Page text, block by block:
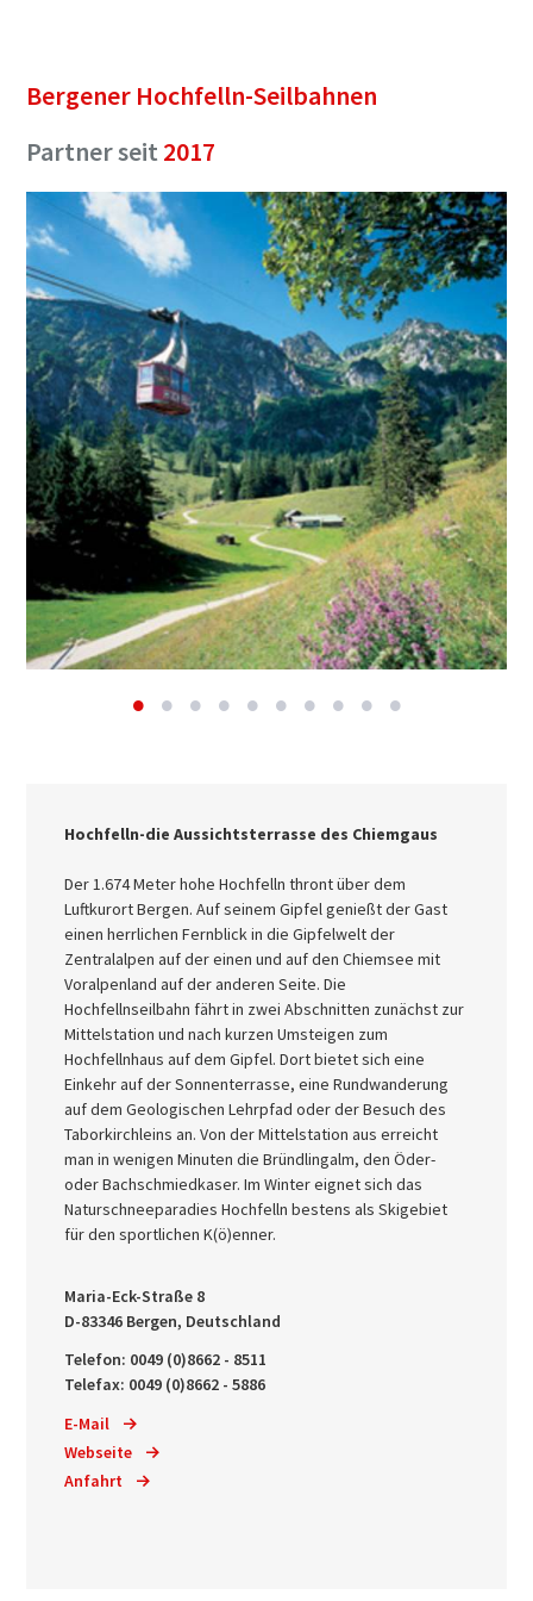
Bergener Hochfelln-Seilbahnen
Partner seit2017
Hochfelln-die Aussichtsterrasse des Chiemgaus
Der 1.674 Meter hohe Hochfelln thront über dem
Luftkurort Bergen. Auf seinem Gipfel genießt der Gast
einen herrlichen Fernblick in die Gipfelwelt der
Zentralalpen auf der einen und auf den Chiemsee mit
Voralpenland auf der anderen Seite. Die
Hochfellnseilbahn fährt in zwei Abschnitten zunächst zur
Mittelstation und nach kurzen Umsteigen zum
Hochfellnhaus auf dem Gipfel. Dort bietet sich eine
Einkehr auf der Sonnenterrasse, eine Rundwanderung
auf dem Geologischen Lehrpfad oder der Besuch des
Taborkirchleins an. Von der Mittelstation aus erreicht
man in wenigen Minuten die Bründlingalm, den Öder-
oder Bachschmiedkaser. Im Winter eignet sich das
Naturschneeparadies Hochfelln bestens als Skigebiet
für den sportlichen K(ö)enner.
Maria-Eck-Straße 8
D-83346 Bergen, Deutschland
Telefon: 0049 (0)8662 - 8511
Telefax: 0049 (0)8662 - 5886
E-Mail
Webseite
Anfahrt